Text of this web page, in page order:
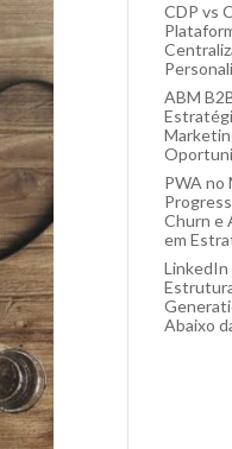
CDP vs
ABM
PWA no
Churn e
em
LinkedIn
Abaixo